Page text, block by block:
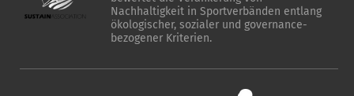
Nachhaltigkeit in Sportverbänden entlang
ökologischer, sozialer und governance-
bezogener Kriterien.